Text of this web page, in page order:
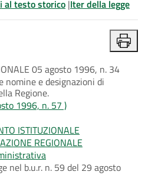
al testo storico |Iter della legge
05 agosto 1996, n. 34
nomine e designazioni di
Regione.
1996, n. 57 )
ISTITUZIONALE
REGIONALE
nel b.u.r. n. 59 del 29 agosto